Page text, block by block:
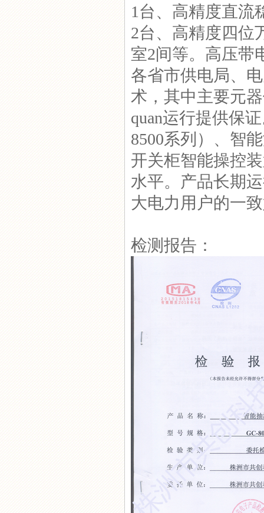
1台、高精度直流
2台、高精度四位
室2间等。高压带
各省市供电局、
术，其中主要元
quan运行提供保
8500系列）、智
开关柜智能操控
水平。产品长期
大电力用户的一
检测报告：